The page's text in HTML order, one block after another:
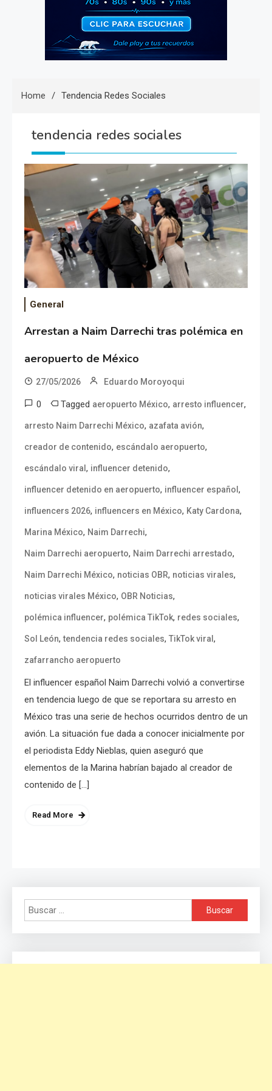
Home Tendencia Redes Sociales
tendencia redes sociales
General
Arrestan a Naim Darrechi tras polémica en
aeropuerto de México
27/05/2026 Eduardo Moroyoqui
0 Tagged aeropuerto México, arresto influencer,
arresto Naim Darrechi México, azafata avión,
creador de contenido, escándalo aeropuerto,
escándalo viral , influencer detenido,
influencer detenido en aeropuerto, influencer español ,
influencers 2026, influencers en México, Katy Cardona,
Marina México, Naim Darrechi,
Naim Darrechi aeropuerto, Naim Darrechi arrestado,
Naim Darrechi México, noticias OBR, noticias virales,
noticias virales México, OBR Noticias,
polémica influencer, polémica TikTok, redes sociales,
Sol León,tendencia redes sociales, TikTok viral ,
zafarrancho aeropuerto
El influencer español Naim Darrechi volvió a convertirse
en tendencia luego de que se reportara su arresto en
México tras una serie de hechos ocurridos dentro de un
avión. La situación fue dada a conocer inicialmente por
el periodista Eddy Nieblas, quien aseguró que
elementos de la Marina habrían bajado al creador de
contenido de […]
Read More
Buscar: